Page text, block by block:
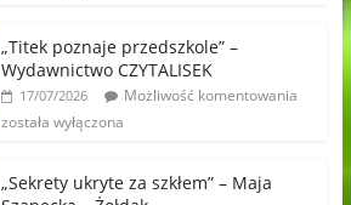
„Titek poznaje przedszkole” –
Wydawnictwo CZYTALISEK
17/07/2026
Możliwość komentowania
została wyłączona
„Sekrety ukryte za szkłem” – Maja